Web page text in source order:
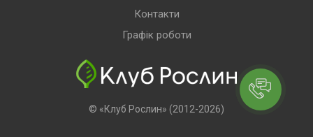
Контакти
Графік роботи
© «Клуб Рослин» (2012-2026)